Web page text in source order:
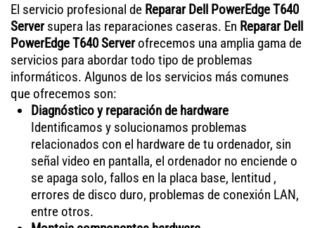
El servicio profesional de Reparar Dell PowerEdge T640
Serversupera las reparaciones caseras. En Reparar Dell
PowerEdge T640 Serverofrecemos una amplia gama de
servicios para abordar todo tipo de problemas
informáticos. Algunos de los servicios más comunes
que ofrecemos son:
Diagnóstico y reparación de hardware
Identificamos y solucionamos problemas
relacionados con el hardware de tu ordenador, sin
señal video en pantalla, el ordenador no enciende o
se apaga solo, fallos en la placa base, lentitud ,
errores de disco duro, problemas de conexión LAN,
entre otros.